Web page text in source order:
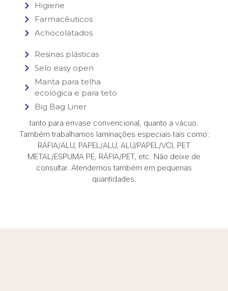
Higiene
Farmacêuticos
Achocolatados
Resinas plásticas
Selo easy open
Manta para telha
ecológica e para teto
Big Bag Liner
tanto para envase convencional, quanto a vácuo.
Também trabalhamos laminações especiais tais como:
RÁFIA/ALU, PAPEL/ALU, ALU/PAPEL/VCI, PET
METAL/ESPUMA PE, RÁFIA/PET, etc. Não deixe de
consultar. Atendemos também em pequenas
quantidades.